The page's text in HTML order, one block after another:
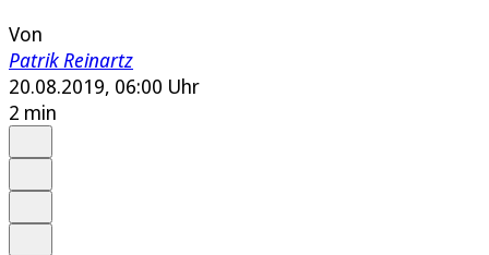
Von
Patrik Reinartz
20.08.2019, 06:00 Uhr
2 min